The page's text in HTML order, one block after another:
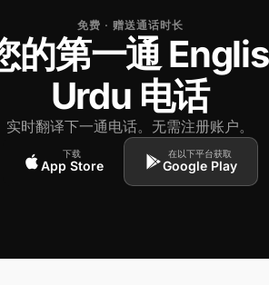
免费 · 赠送通话时长
的第一通
Urdu 电话
实时翻译下一通电话。无需注册账户。
下载
App Store
在以下平台获取
Google Play